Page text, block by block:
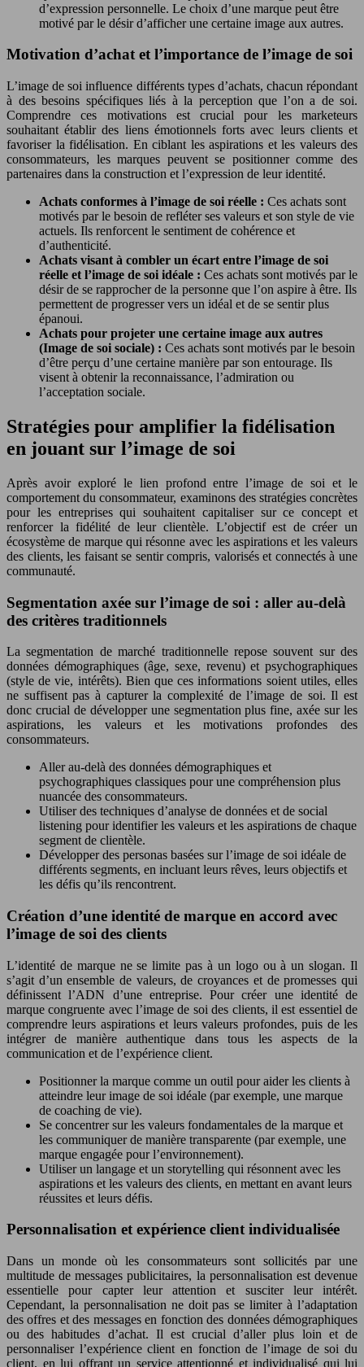
d’expression personnelle. Le choix d’une marque peut être
motivé par le désir d’afficher une certaine image aux autres.
Motivation d’achat et l’importance de l’image de soi
L’image de soi influence différents types d’achats, chacun répondant
à des besoins spécifiques liés à la perception que l’on a de soi.
Comprendre ces motivations est crucial pour les marketeurs
souhaitant établir des liens émotionnels forts avec leurs clients et
favoriser la fidélisation. En ciblant les aspirations et les valeurs des
consommateurs, les marques peuvent se positionner comme des
partenaires dans la construction et l’expression de leur identité.
Achats conformes à l’image de soi réelle : Ces achats sont
motivés par le besoin de refléter ses valeurs et son style de vie
actuels. Ils renforcent le sentiment de cohérence et
d’authenticité.
Achats visant à combler un écart entre l’image de soi
réelle et l’image de soi idéale : Ces achats sont motivés par le
désir de se rapprocher de la personne que l’on aspire à être. Ils
permettent de progresser vers un idéal et de se sentir plus
épanoui.
Achats pour projeter une certaine image aux autres
(Image de soi sociale) : Ces achats sont motivés par le besoin
d’être perçu d’une certaine manière par son entourage. Ils
visent à obtenir la reconnaissance, l’admiration ou
l’acceptation sociale.
Stratégies pour amplifier la fidélisation
en jouant sur l’image de soi
Après avoir exploré le lien profond entre l’image de soi et le
comportement du consommateur, examinons des stratégies concrètes
pour les entreprises qui souhaitent capitaliser sur ce concept et
renforcer la fidélité de leur clientèle. L’objectif est de créer un
écosystème de marque qui résonne avec les aspirations et les valeurs
des clients, les faisant se sentir compris, valorisés et connectés à une
communauté.
Segmentation axée sur l’image de soi : aller au-delà
des critères traditionnels
La segmentation de marché traditionnelle repose souvent sur des
données démographiques (âge, sexe, revenu) et psychographiques
(style de vie, intérêts). Bien que ces informations soient utiles, elles
ne suffisent pas à capturer la complexité de l’image de soi. Il est
donc crucial de développer une segmentation plus fine, axée sur les
aspirations, les valeurs et les motivations profondes des
consommateurs.
Aller au-delà des données démographiques et
psychographiques classiques pour une compréhension plus
nuancée des consommateurs.
Utiliser des techniques d’analyse de données et de social
listening pour identifier les valeurs et les aspirations de chaque
segment de clientèle.
Développer des personas basées sur l’image de soi idéale de
différents segments, en incluant leurs rêves, leurs objectifs et
les défis qu’ils rencontrent.
Création d’une identité de marque en accord avec
l’image de soi des clients
L’identité de marque ne se limite pas à un logo ou à un slogan. Il
s’agit d’un ensemble de valeurs, de croyances et de promesses qui
définissent l’ADN d’une entreprise. Pour créer une identité de
marque congruente avec l’image de soi des clients, il est essentiel de
comprendre leurs aspirations et leurs valeurs profondes, puis de les
intégrer de manière authentique dans tous les aspects de la
communication et de l’expérience client.
Positionner la marque comme un outil pour aider les clients à
atteindre leur image de soi idéale (par exemple, une marque
de coaching de vie).
Se concentrer sur les valeurs fondamentales de la marque et
les communiquer de manière transparente (par exemple, une
marque engagée pour l’environnement).
Utiliser un langage et un storytelling qui résonnent avec les
aspirations et les valeurs des clients, en mettant en avant leurs
réussites et leurs défis.
Personnalisation et expérience client individualisée
Dans un monde où les consommateurs sont sollicités par une
multitude de messages publicitaires, la personnalisation est devenue
essentielle pour capter leur attention et susciter leur intérêt.
Cependant, la personnalisation ne doit pas se limiter à l’adaptation
des offres et des messages en fonction des données démographiques
ou des habitudes d’achat. Il est crucial d’aller plus loin et de
personnaliser l’expérience client en fonction de l’image de soi du
client, en lui offrant un service attentionné et individualisé qui lui